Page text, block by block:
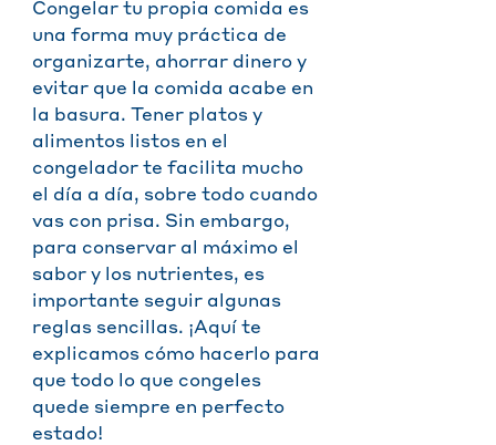
Congelar tu propia comida es
una forma muy práctica de
organizarte, ahorrar dinero y
evitar que la comida acabe en
la basura. Tener platos y
alimentos listos en el
congelador te facilita mucho
el día a día, sobre todo cuando
vas con prisa. Sin embargo,
para conservar al máximo el
sabor y los nutrientes, es
importante seguir algunas
reglas sencillas. ¡Aquí te
explicamos cómo hacerlo para
que todo lo que congeles
quede siempre en perfecto
estado!